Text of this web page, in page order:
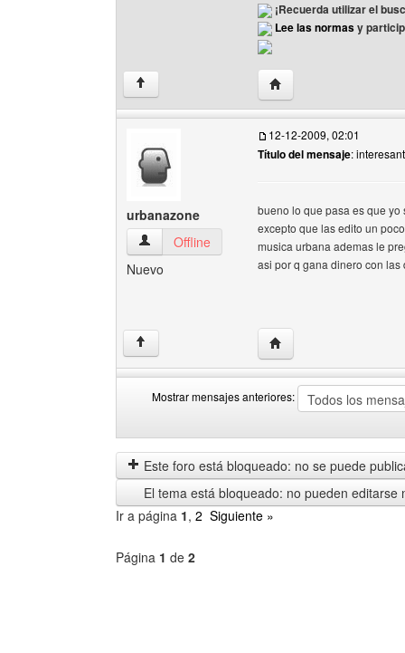
¡Recuerda utilizar el
Lee las normasy
↑ Visitar sitio web del
urbanazone
urbanazone Ver perfil del usuario
Offline
Nuevo
12-12-2009, 02:01
Título del mensaje:
bueno lo que pasa es que
excepto que las edito un
musica urbana ademas le
asi por q gana dinero con
↑ Visitar sitio web del
Mostrar mensajes anteriores:
mensajes
anteriores
by
Este foro está bloqueado: no se puede
El tema está bloqueado: no pueden editarse
Ir a página 1, 2 Siguiente »
Página 1 de 2